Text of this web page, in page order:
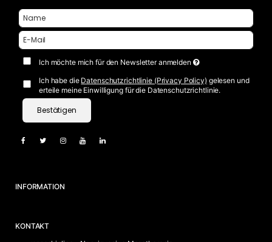
Ich möchte mich für den Newsletter anmelden
Ich habe die Datenschutzrichtlinie (Privacy Policy) gelesen und
erteile meine Einwilligung für die Datenschutzrichtlinie.
Bestätigen
INFORMATION
KONTAKT